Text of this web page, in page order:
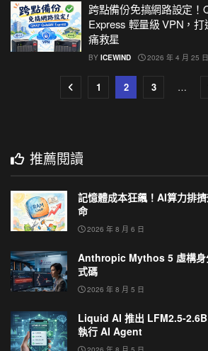
跨點備份免搞網路設定！
Express 輕量級 VPN，
痛救星
BY ICEWIND 2026 年 4 月 25 日
1 2 3 …
推薦閱讀
記憶體成本狂飆！AI算力排
命
2026 年 8 月 6 日
Anthropic Mythos 5 虛構身
式碼
2026 年 8 月 5 日
Liquid AI 推出 LFM2.5-
執行 AI Agent